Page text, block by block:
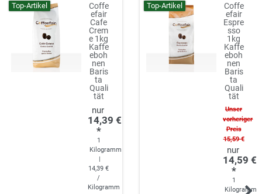
Top-Artikel
Coffe
efair
Cafe
Crem
e 1kg
Kaffe
eboh
nen
Baris
ta
Quali
tät
14,39 €
*
1
Kilogramm
|
14,39 €
/
Kilogramm
Top-Artikel
Coffe
efair
Espre
sso
1kg
Kaffe
eboh
nen
Baris
ta
Quali
tät
Unser
vorheriger
Preis
15,59 €
14,59 €
*
1
Kilogramm